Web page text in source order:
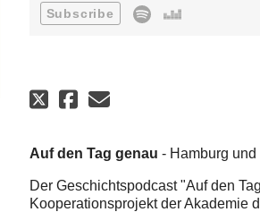
Subscribe
Auf den Tag genau - Hamburg
Der Geschichtspodcast "Auf den
Kooperationsprojekt der Akademie